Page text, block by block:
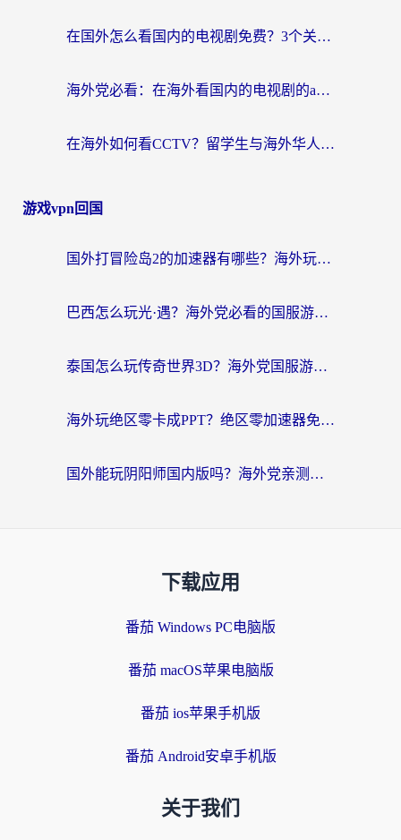
在国外怎么看国内的电视剧免费？3个关键步骤+1款靠谱加速器帮你搞定
海外党必看：在海外看国内的电视剧的app选对了吗？3步解决地域限制烦恼
在海外如何看CCTV？留学生与海外华人的实用回国加速指南
游戏vpn回国
国外打冒险岛2的加速器有哪些？海外玩家国服畅玩全攻略（附实测推荐）
巴西怎么玩光·遇？海外党必看的国服游戏加速器选择指南（附3款热门游戏实测）
泰国怎么玩传奇世界3D？海外党国服游戏加速终极指南（附非洲欧洲热门游戏解决方案）
海外玩绝区零卡成PPT？绝区零加速器免费的推荐+实用技巧，附墨西哥玩谁是卧底美国玩和平精英攻略
国外能玩阴阳师国内版吗？海外党亲测有效的国服游戏加速指南
下载应用
番茄 Windows PC电脑版
番茄 macOS苹果电脑版
番茄 ios苹果手机版
番茄 Android安卓手机版
关于我们